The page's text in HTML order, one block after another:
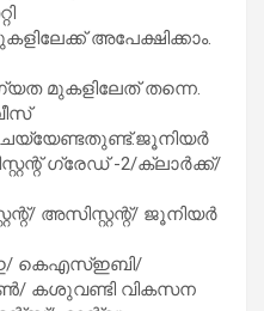
അപേക്ഷിക്കാം.
മുകളിലേത് തന്നെ.
ഗ്രേഡ് -2/ക്ലാര്‍ക്ക്/
അസിസ്റ്റന്റ്/ ജൂനിയര്‍
കെഎസ്ഇബി/
കശുവണ്ടി വികസന